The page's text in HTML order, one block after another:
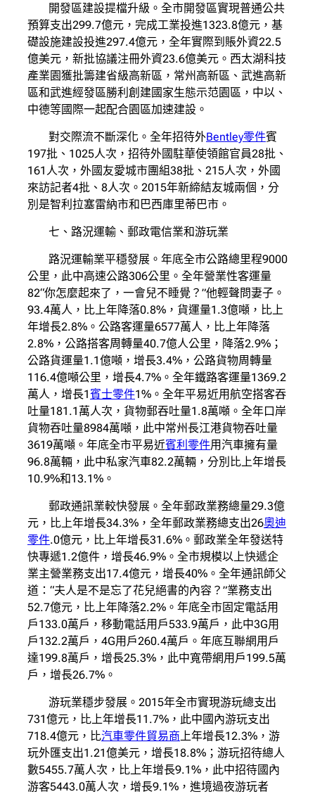
開發區建設提檔升級。全市開發區實現普通公共
預算支出299.7億元，完成工業投進1323.8億元，基
礎設施建設投進297.4億元，全年實際到賬外資22.5
億美元，新批協議注冊外資23.6億美元。西太湖科技
產業園獲批籌建省級高新區，常州高新區、武進高新
區和武進經發區勝利創建國家生態示范園區，中以、
中德等國際一起配合園區加速建設。
對交際流不斷深化。全年招待外Bentley零件賓
197批、1025人次，招待外國駐華使領館官員28批、
161人次，外國友愛城市團組38批、215人次，外國
來訪記者4批、8人次。2015年新締結友城兩個，分
別是智利拉塞雷納市和巴西庫里蒂巴市。
七、路況運輸、郵政電信業和游玩業
路況運輸業平穩發展。年底全市公路總里程9000
公里，此中高速公路306公里。全年營業性客運量
82“你怎麼起來了，一會兒不睡覺？”他輕聲問妻子。
93.4萬人，比上年降落0.8%，貨運量1.3億噸，比上
年增長2.8%。公路客運量6577萬人，比上年降落
2.8%，公路搭客周轉量40.7億人公里，降落2.9%；
公路貨運量1.1億噸，增長3.4%，公路貨物周轉量
116.4億噸公里，增長4.7%。全年鐵路客運量1369.2
萬人，增長1賓士零件1%。全年平易近用航空搭客吞
吐量181.1萬人次，貨物郵吞吐量1.8萬噸。全年口岸
貨物吞吐量8984萬噸，此中常州長江港貨物吞吐量
3619萬噸。年底全市平易近賓利零件用汽車擁有量
96.8萬輛，此中私家汽車82.2萬輛，分別比上年增長
10.9%和13.1%。
郵政通訊業較快發展。全年郵政業務總量29.3億
元，比上年增長34.3%，全年郵政業務總支出26奧迪
零件.0億元，比上年增長31.6%。郵政業全年發送特
快專遞1.2億件，增長46.9%。全市規模以上快遞企
業主營業務支出17.4億元，增長40%。全年通訊師父
道：“夫人是不是忘了花兒絕書的內容？”業務支出
52.7億元，比上年降落2.2%。年底全市固定電話用
戶133.0萬戶，移動電話用戶533.9萬戶，此中3G用
戶132.2萬戶，4G用戶260.4萬戶。年底互聯網用戶
達199.8萬戶，增長25.3%，此中寬帶網用戶199.5萬
戶，增長26.7%。
游玩業穩步發展。2015年全市實現游玩總支出
731億元，比上年增長11.7%，此中國內游玩支出
718.4億元，比汽車零件貿易商 上年增長12.3%，游
玩外匯支出1.21億美元，增長18.8%；游玩招待總人
數5455.7萬人次，比上年增長9.1%，此中招待國內
游客5443.0萬人次，增長9.1%，進境過夜游玩者